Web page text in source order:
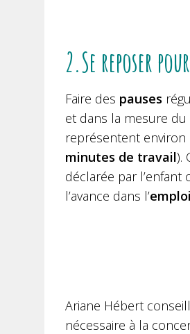
2.Se reposer
Faire des pauses
et dans la mesure du
représentent
minutes de travail).
déclarée par l’enfant
l’avance dans l’
Ariane Hébert
nécessaire à la